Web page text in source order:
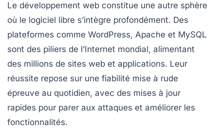
Le développement web constitue une autre sphère
où le logiciel libre s’intègre profondément. Des
plateformes comme WordPress, Apache et MySQL
sont des piliers de l’Internet mondial, alimentant
des millions de sites web et applications. Leur
réussite repose sur une fiabilité mise à rude
épreuve au quotidien, avec des mises à jour
rapides pour parer aux attaques et améliorer les
fonctionnalités.